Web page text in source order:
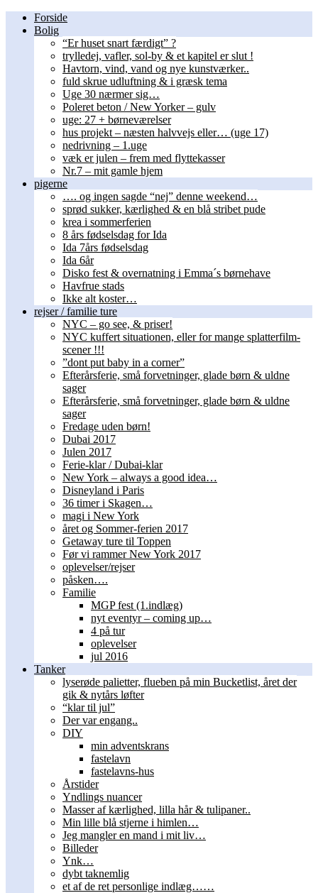
Forside
Bolig
“Er huset snart færdigt” ?
trylledej, vafler, sol-by & et kapitel er slut !
Havtorn, vind, vand og nye kunstværker..
fuld skrue udluftning & i græsk tema
Uge 30 nærmer sig…
Poleret beton / New Yorker – gulv
uge: 27 + børneværelser
hus projekt – næsten halvvejs eller… (uge 17)
nedrivning – 1.uge
væk er julen – frem med flyttekasser
Nr.7 – mit gamle hjem
pigerne
…. og ingen sagde “nej” denne weekend…
sprød sukker, kærlighed & en blå stribet pude
krea i sommerferien
8 års fødselsdag for Ida
Ida 7års fødselsdag
Ida 6år
Disko fest & overnatning i Emma´s børnehave
Havfrue stads
Ikke alt koster…
rejser / familie ture
NYC – go see, & priser!
NYC kuffert situationen, eller for mange splatterfilm-
scener !!!
”dont put baby in a corner”
Efterårsferie, små forvetninger, glade børn & uldne
sager
Efterårsferie, små forvetninger, glade børn & uldne
sager
Fredage uden børn!
Dubai 2017
Julen 2017
Ferie-klar / Dubai-klar
New York – always a good idea…
Disneyland i Paris
36 timer i Skagen…
magi i New York
året og Sommer-ferien 2017
Getaway ture til Toppen
Før vi rammer New York 2017
oplevelser/rejser
påsken….
Familie
MGP fest (1.indlæg)
nyt eventyr – coming up…
4 på tur
oplevelser
jul 2016
Tanker
lyserøde palietter, flueben på min Bucketlist, året der
gik & nytårs løfter
“klar til jul”
Der var engang..
DIY
min adventskrans
fastelavn
fastelavns-hus
Årstider
Yndlings nuancer
Masser af kærlighed, lilla hår & tulipaner..
Min lille blå stjerne i himlen…
Jeg mangler en mand i mit liv…
Billeder
Ynk…
dybt taknemlig
et af de ret personlige indlæg……